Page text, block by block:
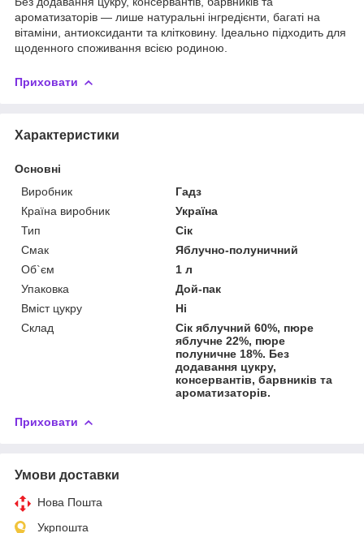
ароматизаторів — лише натуральні інгредієнти, багаті на
вітаміни, антиоксиданти та клітковину. Ідеально підходить для
щоденного споживання всією родиною.
Приховати
Характеристики
Основні
Виробник
Гадз
Країна виробник
Україна
Тип
Сік
Смак
Яблучно-полуничний
Об`єм
1 л
Упаковка
Дой-пак
Вміст цукру
Ні
Склад
Сік яблучний 60%, пюре
яблучне 22%, пюре
полуничне 18%. Без
додавання цукру,
консервантів, барвників та
ароматизаторів.
Приховати
Умови доставки
Нова Пошта
Укрпошта